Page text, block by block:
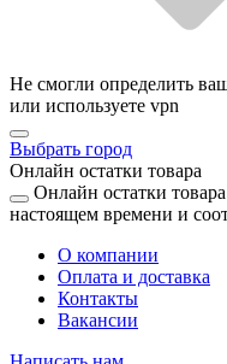
Не смогли определить
или используете vpn
Выбрать город
Онлайн остатки товара
Онлайн остатки
настоящем времени и
О компании
Оплата и доставка
Контакты
Вакансии